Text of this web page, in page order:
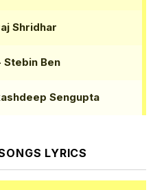
Shridhar
Stebin Ben
Sengupta
LYRICS